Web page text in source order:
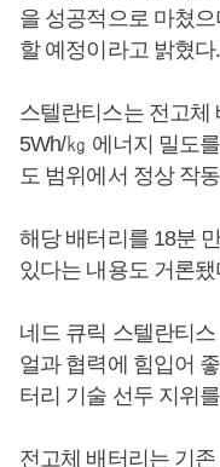
을 성공적으로 마쳤
할 예정이라고 밝혔다.
스텔란티스는 전고체
5Wh/㎏ 에너지 밀도
도 범위에서 정상 작
해당 배터리를 18분
있다는 내용도 거론됐
네드 큐릭 스텔란티스
얼과 협력에 힘입어
터리 기술 선두 지위
전고체 배터리는 기